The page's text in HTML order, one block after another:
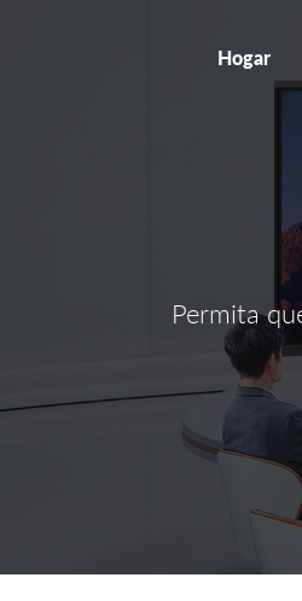
Hogar
Permita